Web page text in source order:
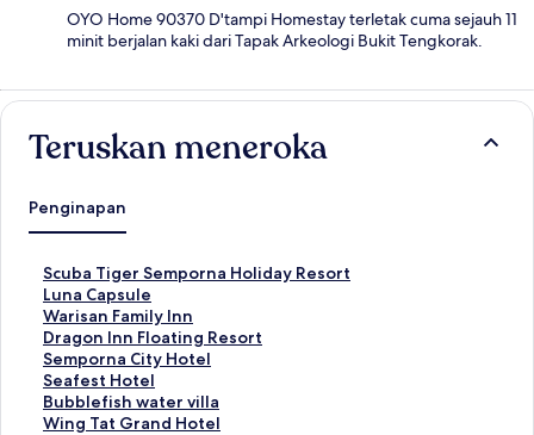
OYO Home 90370 D'tampi Homestay terletak cuma sejauh 11
minit berjalan kaki dari Tapak Arkeologi Bukit Tengkorak.
Teruskan meneroka
Penginapan
Scuba Tiger Semporna Holiday Resort
P
a
u
t
a
n
S
t
Luna Capsule
P
a
u
t
a
n
S
Warisan Family Inn
P
a
u
t
a
n
Dragon Inn Floating Resort
P
a
u
t
a
Semporna City Hotel
P
a
u
t
Seafest Hotel
P
a
u
Bubblefish water villa
P
a
Wing Tat Grand Hotel
P